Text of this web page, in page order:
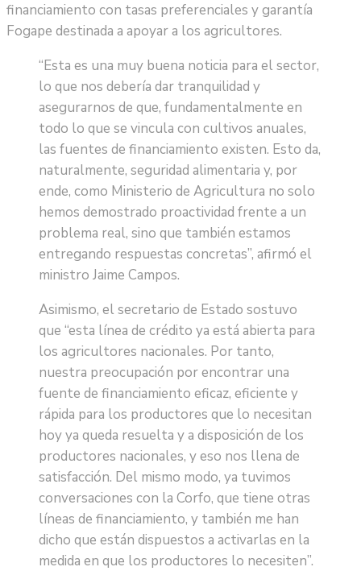
financiamiento con tasas preferenciales y garantía
Fogape destinada a apoyar a los agricultores.
“Esta es una muy buena noticia para el sector,
lo que nos debería dar tranquilidad y
asegurarnos de que, fundamentalmente en
todo lo que se vincula con cultivos anuales,
las fuentes de financiamiento existen. Esto da,
naturalmente, seguridad alimentaria y, por
ende, como Ministerio de Agricultura no solo
hemos demostrado proactividad frente a un
problema real, sino que también estamos
entregando respuestas concretas”, afirmó el
ministro Jaime Campos.
Asimismo, el secretario de Estado sostuvo
que “esta línea de crédito ya está abierta para
los agricultores nacionales. Por tanto,
nuestra preocupación por encontrar una
fuente de financiamiento eficaz, eficiente y
rápida para los productores que lo necesitan
hoy ya queda resuelta y a disposición de los
productores nacionales, y eso nos llena de
satisfacción. Del mismo modo, ya tuvimos
conversaciones con la Corfo, que tiene otras
líneas de financiamiento, y también me han
dicho que están dispuestos a activarlas en la
medida en que los productores lo necesiten”.